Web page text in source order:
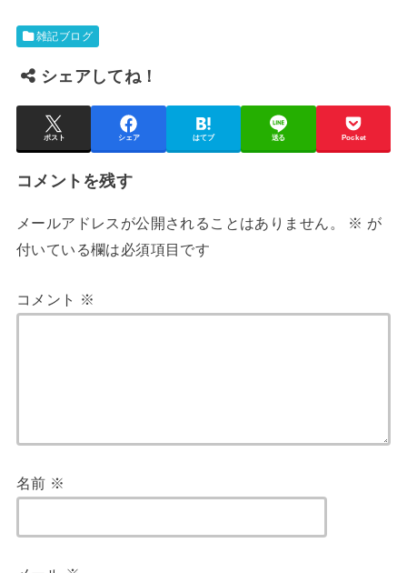
雑記ブログ
シェアしてね！
ポスト シェア はてブ 送る Pocket
コメントを残す
メールアドレスが公開されることはありません。 ※ が
付いている欄は必須項目です
コメント ※
名前 ※